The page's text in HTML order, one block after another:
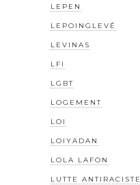
LEPEN
LEPOINGLEVÉ
LEVINAS
LFI
LGBT
LOGEMENT
LOI
LOIYADAN
LOLA LAFON
LUTTE ANTIRACISTE